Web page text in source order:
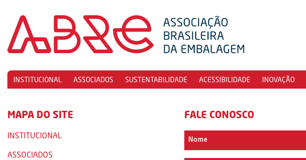
INSTITUCIONAL ASSOCIADOS SUSTENTABILIDADE ACESSIBILIDADE INOVAÇÃO
MAPA DO SITE
INSTITUCIONAL
ASSOCIADOS
FALE CONOSCO